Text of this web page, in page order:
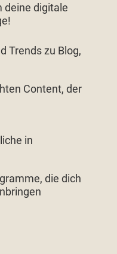
deine digitale
Trends zu Blog,
Content, der
in
die dich